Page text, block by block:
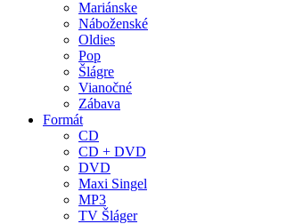
Mariánske
Náboženské
Oldies
Pop
Šlágre
Vianočné
Zábava
Formát
CD
CD + DVD
DVD
Maxi Singel
MP3
TV Šláger